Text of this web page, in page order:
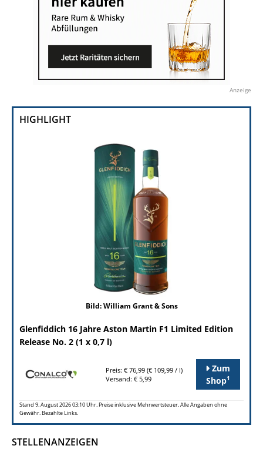
Anzeige
HIGHLIGHT
Bild: William Grant & Sons
Glenfiddich 16 Jahre Aston Martin F1 Limited Edition
Release No. 2 (1 x 0,7 l)
Preis: € 76,99 (€ 109,99 / l)
Versand: € 5,99
Zum
Shop1
Stand 9. August 2026 03:10 Uhr. Preise inklusive Mehrwertsteuer. Alle Angaben ohne
Gewähr. Bezahlte Links.
STELLENANZEIGEN